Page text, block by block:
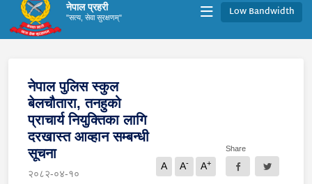
नेपाल प्रहरी
"सत्य, सेवा सुरक्षणम्" Low Bandwidth
नेपाल पुलिस स्कुल
बेलचौतारा, तनहुको
प्राचार्य नियुक्तिका लागि
दरखास्त आव्हान सम्बन्धी
सूचना
२०८२-०४-१०
A A- A+
Share